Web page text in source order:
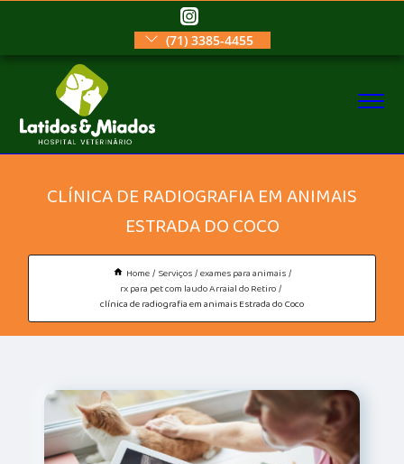
(71) 3385-4455
CLÍNICA DE RADIOGRAFIA EM ANIMAIS
ESTRADA DO COCO
Home Serviços exames para animais
rx para pet com laudo Arraial do Retiro
clínica de radiografia em animais Estrada do Coco